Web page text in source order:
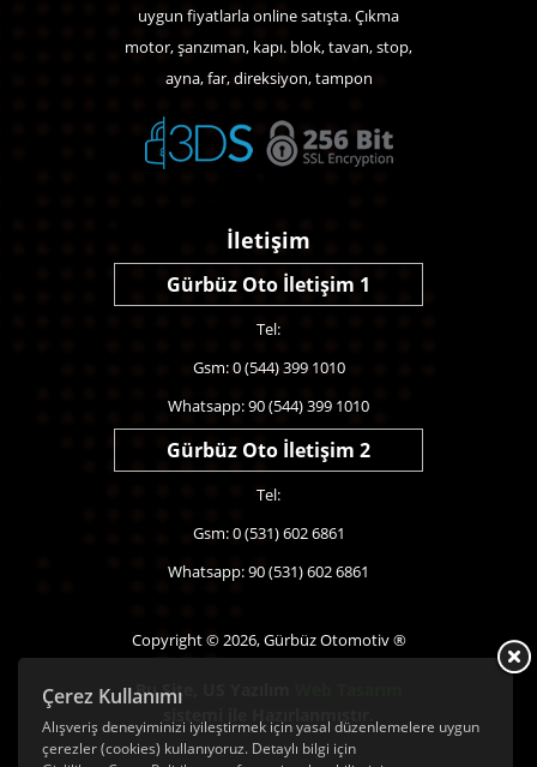
Çerez Kullanımı
Alışveriş deneyiminizi iyileştirmek için yasal düzenlemelere uygun
çerezler (cookies) kullanıyoruz. Detaylı bilgi için
uygun fiyatlarla online satışta. Çıkma
motor, şanzıman, kapı. blok, tavan, stop,
ayna, far, direksiyon, tampon
İletişim
Gürbüz Oto İletişim 1
Tel:
Gsm: 0 (544) 399 1010
Whatsapp: 90 (544) 399 1010
Gürbüz Oto İletişim 2
Tel:
Gsm: 0 (531) 602 6861
Whatsapp: 90 (531) 602 6861
Copyright © 2026, Gürbüz Otomotiv ®
Bu Site,